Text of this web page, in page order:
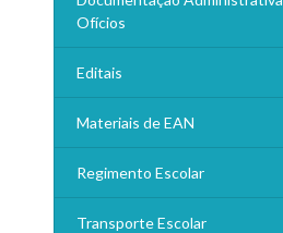
Ofícios
Editais
Materiais de EAN
Regimento Escolar
Transporte Escolar